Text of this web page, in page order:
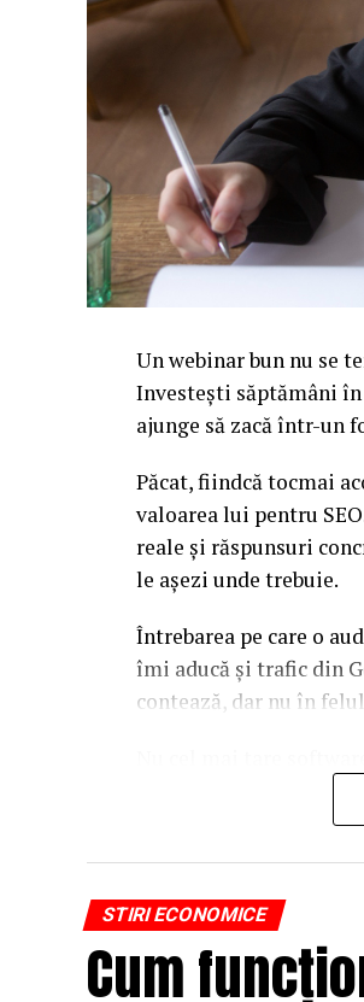
Un webinar bun nu se
Investești săptămâni
ajunge să zacă într-un
Păcat, fiindcă tocmai
valoarea lui pentru
reale și răspunsuri
le așezi unde trebuie.
Întrebarea pe care o
îmi aducă și trafic din
contează, dar nu în
reutilizat. Hai să o
Google
Motoarele de căutare
STIRI ECONOMICE
Cum